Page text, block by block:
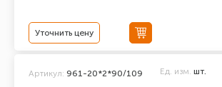
Уточнить цену
Артикул: 961-20*2*90/109 Ед. изм. шт.